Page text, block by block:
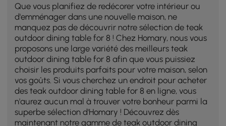
Que vous planifiez de redécorer votre intérieur ou
d'emménager dans une nouvelle maison, ne
manquez pas de découvrir notre sélection de teak
outdoor dining table for 8 ! Chez Homary, nous vous
proposons une large variété des meilleurs teak
outdoor dining table for 8 afin que vous puissiez
choisir les produits parfaits pour votre maison, selon
vos goûts. Si vous cherchez un endroit pour acheter
des teak outdoor dining table for 8 en ligne, vous
n'aurez aucun mal à trouver votre bonheur parmi la
superbe sélection d'Homary ! Découvrez dès
maintenant notre gamme de teak outdoor dining